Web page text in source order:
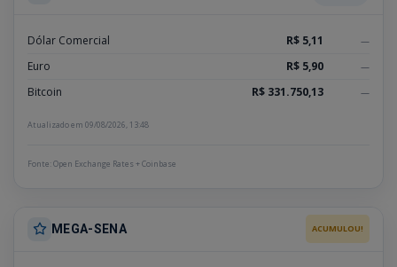
Dólar Comercial R$ 5,11 —
Euro R$ 5,90 —
Bitcoin R$ 331.750,13 —
Atualizado em 09/08/2026, 13:48
Fonte: Open Exchange Rates + Coinbase
MEGA-SENA ACUMULOU!